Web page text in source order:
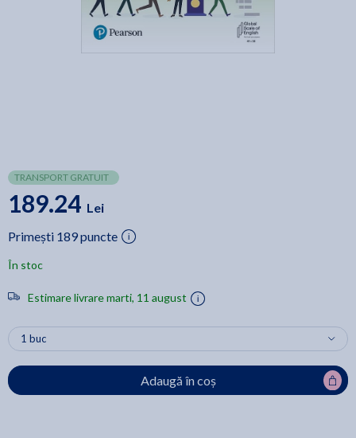
TRANSPORT GRATUIT
189.24 Lei
Primești 189 puncte
În stoc
Estimare livrare marti, 11 august
Adaugă în coș